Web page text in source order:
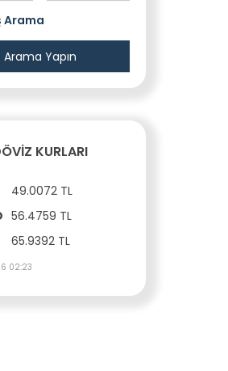
Arama
KURLARI
49.0072 TL
56.4759 TL
65.9392 TL
02:23